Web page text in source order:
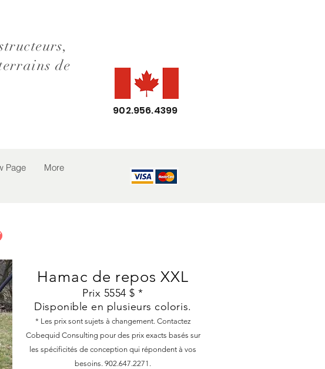
de
902.956.4399
Page More
Hamac de repos XXL
Prix ​​5554 $ *
Disponible en plusieurs coloris.
* Les prix sont sujets à changement. Contactez
Cobequid Consulting pour des prix exacts basés sur
les spécificités de conception qui répondent à vos
besoins. 902.647.2271.